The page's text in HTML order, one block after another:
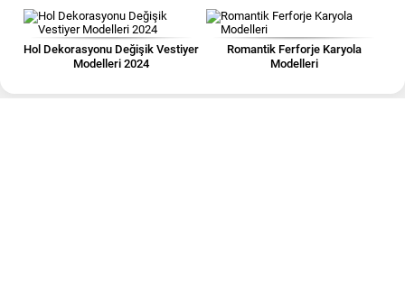
Hol Dekorasyonu Değişik Vestiyer
Modelleri 2024
Romantik Ferforje Karyola
Modelleri